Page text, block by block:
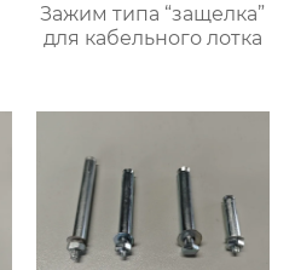
Зажим типа “защелка”
для кабельного лотка